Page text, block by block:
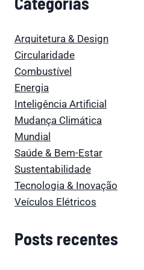
Arquitetura & Design
Circularidade
Combustível
Energia
Inteligência Artificial
Mudança Climática
Mundial
Saúde & Bem-Estar
Sustentabilidade
Tecnologia & Inovação
Veículos Elétricos
Posts recentes